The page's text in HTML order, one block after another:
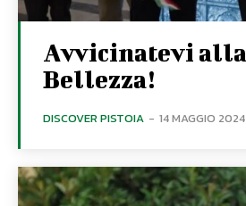
Avvicinatevi alla
Bellezza!
DISCOVER PISTOIA - 14 MAGGIO 2024